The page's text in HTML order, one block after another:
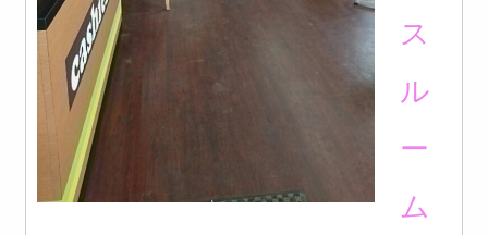
ス
ル
ー
ム